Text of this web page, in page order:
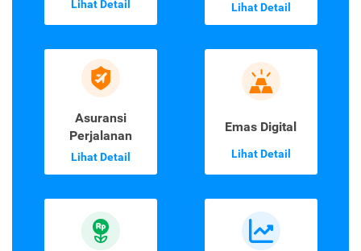
Lihat Detail Lihat Detail
Asuransi
Perjalanan
Lihat Detail
Emas Digital
Lihat Detail